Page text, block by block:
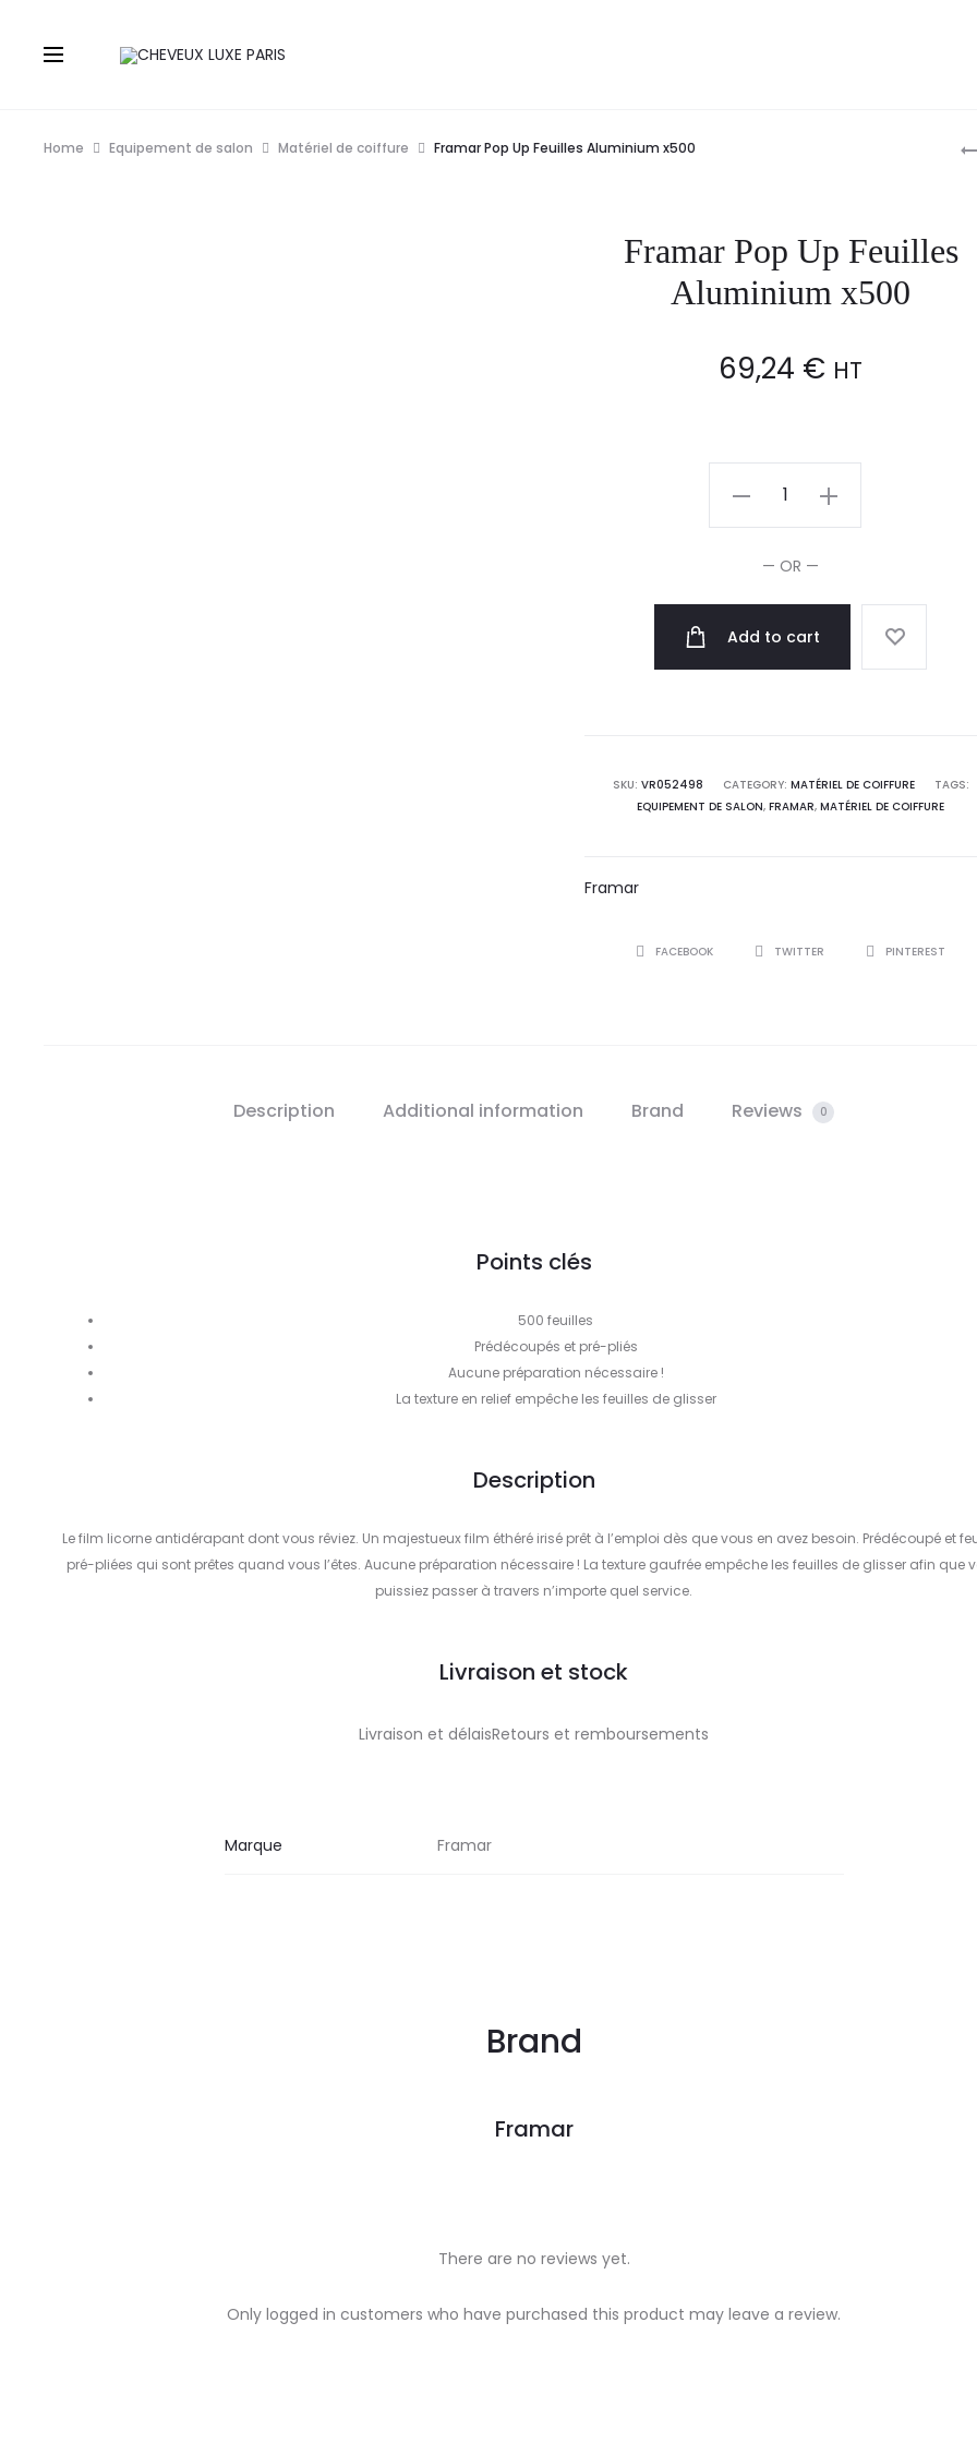
Home Equipement de salon Matériel de coiffure Framar Pop Up Feuilles Aluminium x500
Framar Pop Up Feuilles
Aluminium x500
69,24 € HT
Aluminium
x500
quantity
— OR —
Add to cart
SKU: VR052498 CATEGORY: MATÉRIEL DE COIFFURE
TAGS:
EQUIPEMENT DE SALON,FRAMAR,MATÉRIEL DE COIFFURE
Framar
SHAREFACEBOOK TWITTER PINTEREST
Description Additional information Brand Reviews 0
Points clés
500 feuilles
Prédécoupés et pré-pliés
Aucune préparation nécessaire !
La texture en relief empêche les feuilles de glisser
Description
Le film licorne antidérapant dont vous rêviez. Un majestueux film éthéré irisé prêt à l’emploi dès que vous en avez besoin. Prédécoupé et
pré-pliées qui sont prêtes quand vous l’êtes. Aucune préparation nécessaire ! La texture gaufrée empêche les feuilles de glisser afin que
puissiez passer à travers n’importe quel service.
Livraison et stock
Livraison et délaisRetours et remboursements
Marque Framar
Brand
Framar
R
There are no reviews yet.
Only logged in customers who have purchased this product may leave a review.